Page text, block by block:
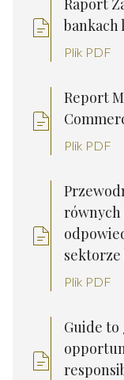
Raport
bankach
Plik PDF
Report
Plik PDF
równych
Plik PDF
Guide